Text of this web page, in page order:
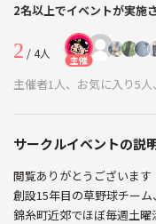
2名以上でイベントが実施
2 / 4人 主催
主催者1人、お気に入り5人
サークルイベントの説
閲覧ありがとうございます
創設15年目の草野球チーム
錦糸町近郊でほぼ毎週土曜